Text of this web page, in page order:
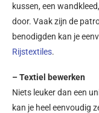
kussen, een
door. Vaak zijn de
benodigden kan je
Rijstextiles.
– Textiel bewerken
Niets leuker dan een
kan je heel eenvoudig